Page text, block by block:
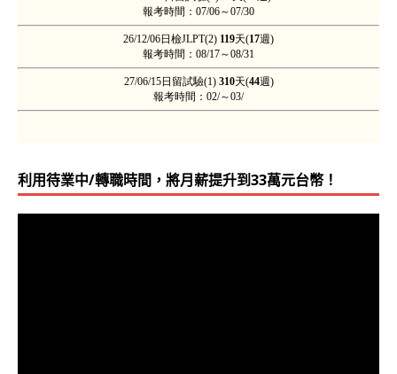
利用待業中/轉職時間，將月薪提升到33萬元台幣！